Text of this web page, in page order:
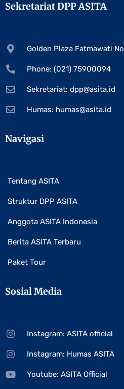
Sekretariat DPP ASITA
Golden Plaza Fatmawati
Phone: (021) 75900094
Sekretariat: dpp@asita.id
Humas: humas@asita.id
Navigasi
Tentang ASITA
Struktur DPP ASITA
Anggota ASITA Indonesia
Berita ASITA Terbaru
Paket Tour
Sosial Media
Instagram: ASITA official
Instagram: Humas ASITA
Youtube: ASITA Official